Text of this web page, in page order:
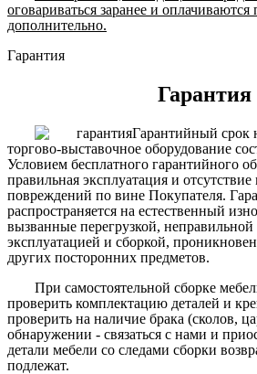
оговариваться заранее и оплачиваются
дополнительно.
Гарантия
Гарантия
Гарантийный срок
торгово-выставочное оборудование
Условием бесплатного гарантийного
правильная эксплуатация и
повреждений по вине Покупателя.
распространяется на естественный
вызванные перегрузкой,
эксплуатацией и сборкой,
других посторонних предметов.
При самостоятельной сборке
проверить комплектацию деталей и
проверить на наличие брака (сколов,
обнаружении - связаться с нами и
детали мебели со следами сборки
подлежат.